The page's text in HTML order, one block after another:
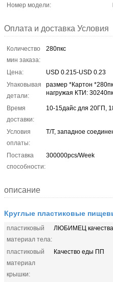
Номер модели:
Оплата и доставка Условия
Количество
мин заказа:
280пкс
Цена:
USD 0.215-USD 0.23
Упаковывая
детали:
размер *Картон
нагружая КТИ:
Время
доставки:
10-15дайс для 20ГП,
Условия
оплаты:
Т/Т, западное
Поставка
способности:
300000pcs/Week
описание
Круглые пластиковые
пластиковый
материал тела:
ЛЮБИМЕЦ
пластиковый
материал
крышки:
Качество еды ПП